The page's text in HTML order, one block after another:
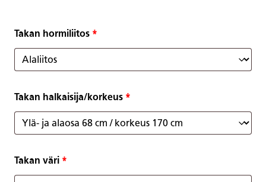
Takan hormiliitos *
Takan halkaisija/korkeus *
Takan väri *